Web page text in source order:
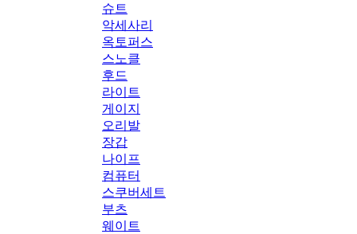
슈트
악세사리
옥토퍼스
스노클
후드
라이트
게이지
오리발
장갑
나이프
컴퓨터
스쿠버세트
부츠
웨이트